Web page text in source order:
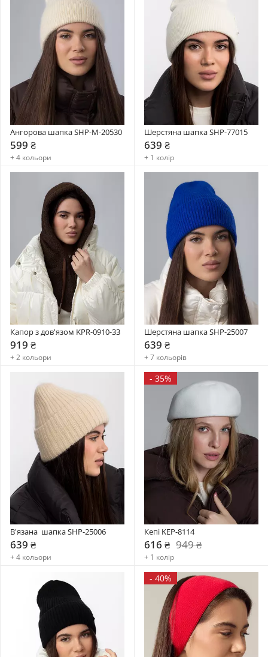
Ангорова шапка SHP-М-20530
599 ₴
+ 4 кольори
Шерстяна шапка SHP-77015
639 ₴
+ 1 колір
Капор з дов'язом KPR-0910-33
919 ₴
+ 2 кольори
Шерстяна шапка SHP-25007
639 ₴
+ 7 кольорів
В'язана  шапка SHP-25006
639 ₴
+ 4 кольори
- 35%
Кепі KEP-8114
616 ₴ 949 ₴
+ 1 колір
- 40%